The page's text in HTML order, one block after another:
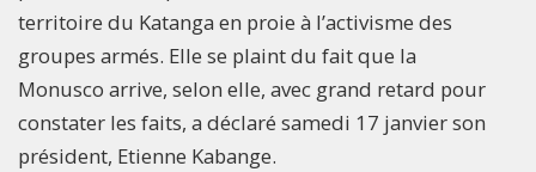
territoire du Katanga en proie à l’activisme des
groupes armés. Elle se plaint du fait que la
Monusco arrive, selon elle, avec grand retard pour
constater les faits, a déclaré samedi 17 janvier son
président, Etienne Kabange.